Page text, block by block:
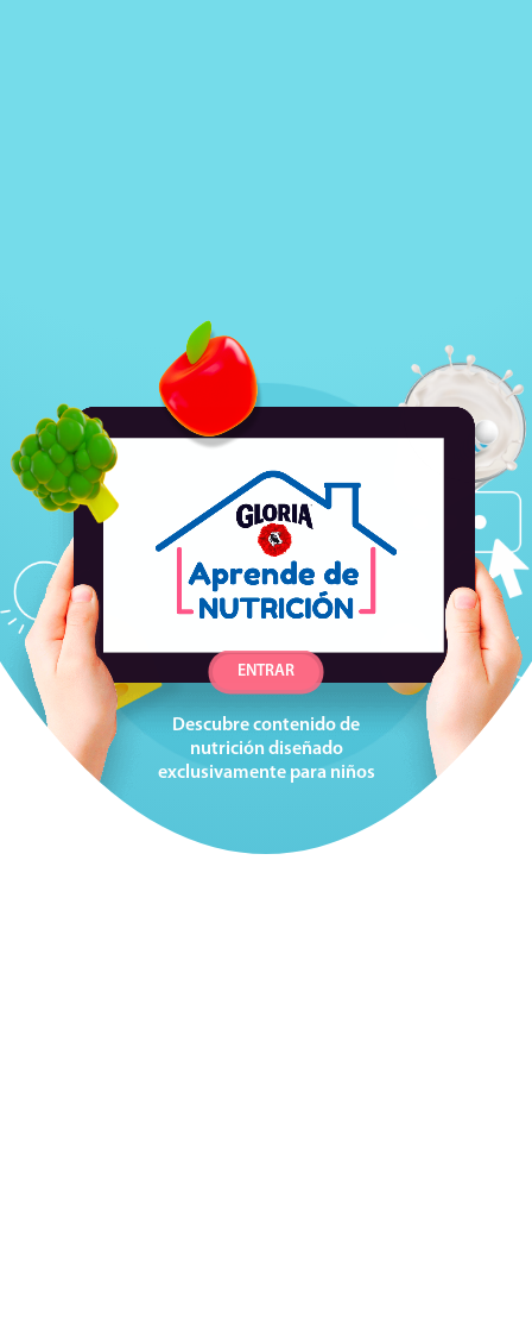
ENTRAR
Descubre contenido de
nutrición diseñado
exclusivamente para niños